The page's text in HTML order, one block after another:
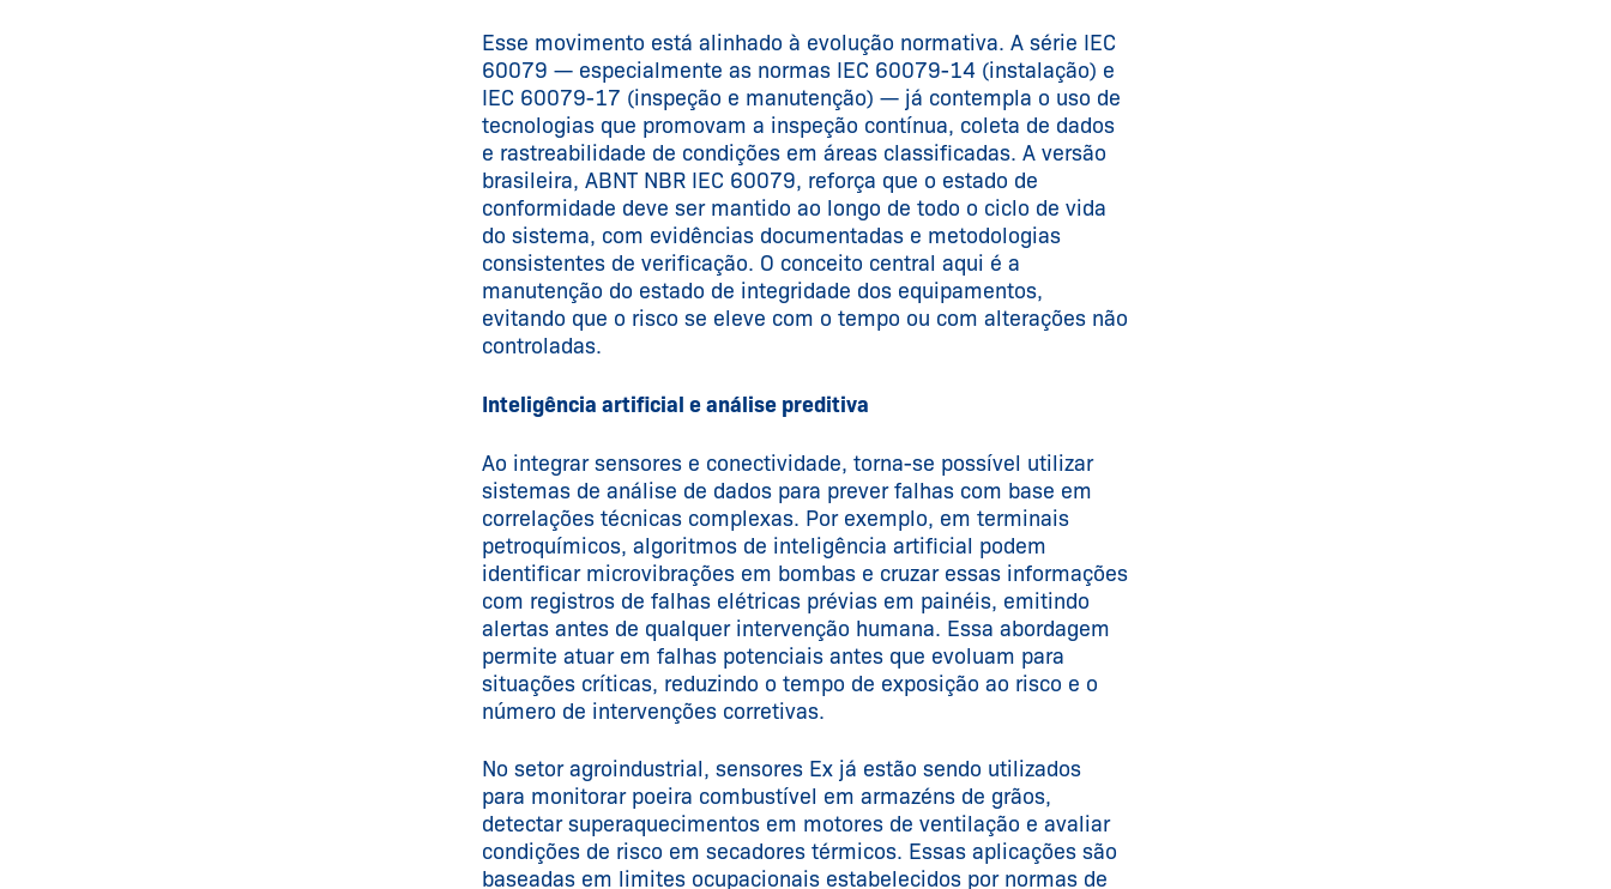
Esse movimento está alinhado à evolução normativa. A série IEC
60079 — especialmente as normas IEC 60079-14 (instalação) e
IEC 60079-17 (inspeção e manutenção) — já contempla o uso de
tecnologias que promovam a inspeção contínua, coleta de dados
e rastreabilidade de condições em áreas classificadas. A versão
brasileira, ABNT NBR IEC 60079, reforça que o estado de
conformidade deve ser mantido ao longo de todo o ciclo de vida
do sistema, com evidências documentadas e metodologias
consistentes de verificação. O conceito central aqui é a
manutenção do estado de integridade dos equipamentos,
evitando que o risco se eleve com o tempo ou com alterações não
controladas.
Inteligência artificial e análise preditiva
Ao integrar sensores e conectividade, torna-se possível utilizar
sistemas de análise de dados para prever falhas com base em
correlações técnicas complexas. Por exemplo, em terminais
petroquímicos, algoritmos de inteligência artificial podem
identificar microvibrações em bombas e cruzar essas informações
com registros de falhas elétricas prévias em painéis, emitindo
alertas antes de qualquer intervenção humana. Essa abordagem
permite atuar em falhas potenciais antes que evoluam para
situações críticas, reduzindo o tempo de exposição ao risco e o
número de intervenções corretivas.
No setor agroindustrial, sensores Ex já estão sendo utilizados
para monitorar poeira combustível em armazéns de grãos,
detectar superaquecimentos em motores de ventilação e avaliar
condições de risco em secadores térmicos. Essas aplicações são
baseadas em limites ocupacionais estabelecidos por normas de